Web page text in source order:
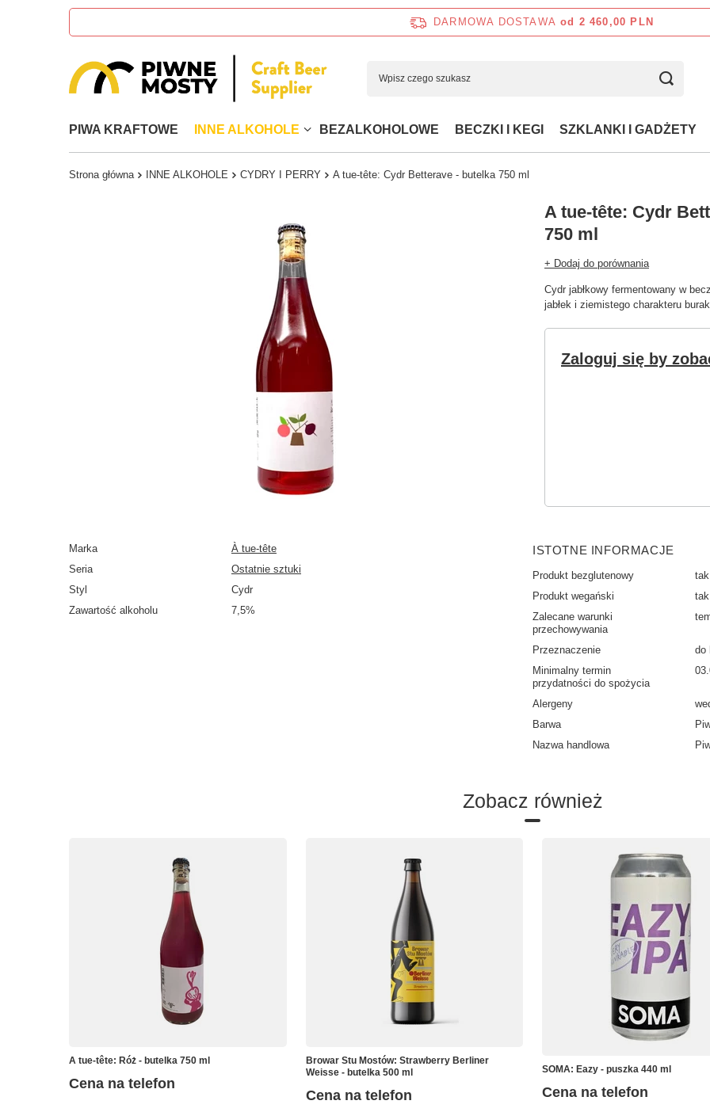
DARMOWA DOSTAWA od 2 460,00 PLN
PIWA KRAFTOWE INNE ALKOHOLE BEZALKOHOLOWE BECZKI I KEGI SZKLANKI I GADŻETY
Strona główna INNE ALKOHOLE CYDRY I PERRY A tue-tête: Cydr Betterave - butelka 750 ml
A tue-tête: Cydr
750 ml
+ Dodaj do porównania
Cydr jabłkowy fermentowany w
jabłek i ziemistego charakteru
Zaloguj się by
Marka
À tue-tête
Seria
Ostatnie sztuki
Styl
Cydr
Zawartość alkoholu
7,5%
ISTOTNE INFORMACJE
Produkt bezglutenowy
tak
Produkt wegański
tak
Zalecane warunki
przechowywania
Przeznaczenie
do
Minimalny termin
przydatności do spożycia
Alergeny
Barwa
Nazwa handlowa
Zobacz również
A tue-tête: Róż - butelka 750 ml
Cena na telefon
Browar Stu Mostów: Strawberry Berliner
Weisse - butelka 500 ml
Cena na telefon
SOMA: Eazy - puszka 440 ml
Cena na telefon